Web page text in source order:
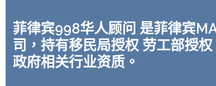
菲律宾998华人顾问 是菲律宾
司，持有移民局授权 劳工部授
政府相关行业资质。